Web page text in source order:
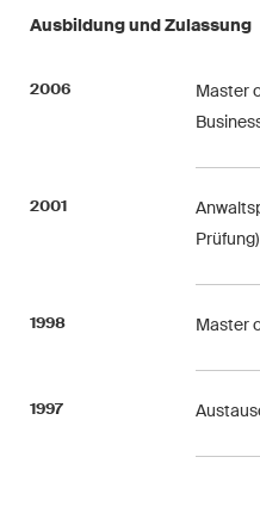
Ausbildung und Zulassung
2006
Master
2001
Prüfung)
1998 Master
1997